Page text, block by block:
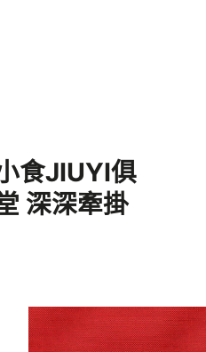
食JIUYI俱
深深牽掛